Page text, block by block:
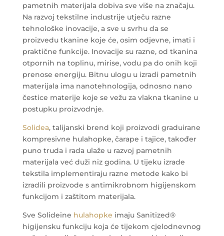
pametnih materijala dobiva sve više na značaju.
Na razvoj tekstilne industrije utječu razne
tehnološke inovacije, a sve u svrhu da se
proizvedu tkanine koje će, osim odjevne, imati i
praktične funkcije. Inovacije su razne, od tkanina
otpornih na toplinu, mirise, vodu pa do onih koji
prenose energiju. Bitnu ulogu u izradi pametnih
materijala ima nanotehnologija, odnosno nano
čestice materije koje se vežu za vlakna tkanine u
postupku proizvodnje.
Solidea, talijanski brend koji proizvodi graduirane
kompresivne hulahopke, čarape i tajice, također
puno truda i rada ulaže u razvoj pametnih
materijala već duži niz godina. U tijeku izrade
tekstila implementiraju razne metode kako bi
izradili proizvode s antimikrobnom higijenskom
funkcijom i zaštitom materijala.
Sve Solideine hulahopke imaju Sanitized®
higijensku funkciju koja će tijekom cjelodnevnog